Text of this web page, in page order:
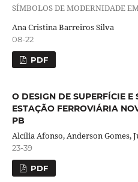
SÍMBOLOS DE MODERNIDADE
Ana Cristina Barreiros Silva
08-22
PDF
O DESIGN DE SUPERFÍCIE
ESTAÇÃO FERROVIÁRIA
PB
Alcília Afonso, Anderson Gomes,
23-39
PDF